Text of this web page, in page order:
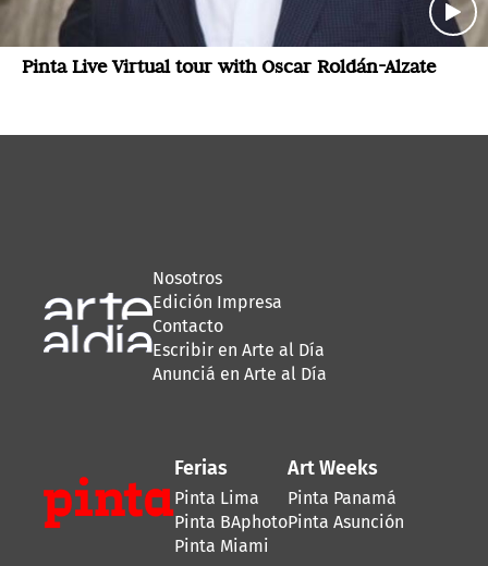
Pinta Live Virtual tour with Oscar Roldán-Alzate
Nosotros
Edición Impresa
Contacto
Escribir en Arte al Día
Anunciá en Arte al Día
Ferias
Pinta Lima
Pinta BAphoto
Pinta Miami
Art Weeks
Pinta Panamá
Pinta Asunción